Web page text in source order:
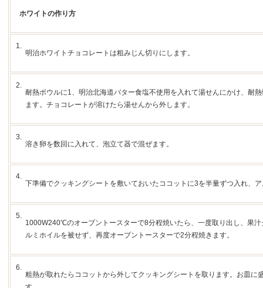
ホワイトの作り方
1.
明治ホワイトチョコレートは粗みじん切りにします。
2.
耐熱ボウルに1、明治北海道バター食塩不使用を入れて湯せんにかけ、耐
ます。チョコレートが溶けたら湯せんから外します。
3.
溶き卵を数回に入れて、泡立て器で混ぜます。
4.
下準備でクッキングシートを敷いておいたココットに3を半量ずつ入れ、
5.
1000W240℃のオーブントースターで8分程焼いたら、一度取り出し、果
ルミホイルを被せず、再度オーブントースターで2分程焼きます。
6.
粗熱が取れたらココットから外してクッキングシートを取ります。お皿に